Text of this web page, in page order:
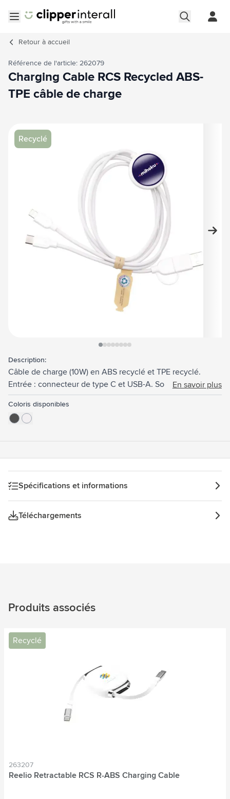
Retour à accueil
Recyclé
Image principale
Cliquez pour voir l'image en plein écran
Référence de l'article: 262079
Charging Cable RCS Recycled ABS-
TPE câble de charge
Description:
Câble de charge (10W) en ABS recyclé et TPE recyclé.
Entrée : connecteur de type C et USB-A. Sortie : Type-C et
Lightning. Certifié RCS. Matière recyclée totale : 47%.
Longueur du câble : 120 cm.
En savoir plus
Coloris disponibles
Spécifications et informations
Téléchargements
Produits associés
Recyclé
263207
Reelio Retractable RCS R-ABS Charging Cable